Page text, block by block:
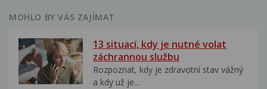
MOHLO BY VÁS ZAJÍMAT
13 situací, kdy je nutné volat
záchrannou službu
Rozpoznat, kdy je zdravotní stav vážný
a kdy už je...